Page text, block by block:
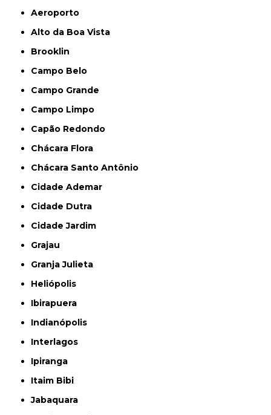
Aeroporto
Alto da Boa Vista
Brooklin
Campo Belo
Campo Grande
Campo Limpo
Capão Redondo
Chácara Flora
Chácara Santo Antônio
Cidade Ademar
Cidade Dutra
Cidade Jardim
Grajau
Granja Julieta
Heliópolis
Ibirapuera
Indianópolis
Interlagos
Ipiranga
Itaim Bibi
Jabaquara